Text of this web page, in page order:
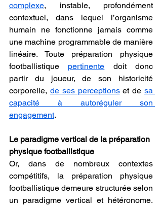
complexe, instable, profondément
contextuel, dans lequel l’organisme
humain ne fonctionne jamais comme
une machine programmable de manière
linéaire. Toute préparation physique
footballistique pertinente doit donc
partir du joueur, de son historicité
corporelle, de ses perceptions et de sa
capacité à autoréguler son
engagement.
Le paradigme vertical de la préparation
physique footballistique
Or, dans de nombreux contextes
compétitifs, la préparation physique
footballistique demeure structurée selon
un paradigme vertical et hétéronome.